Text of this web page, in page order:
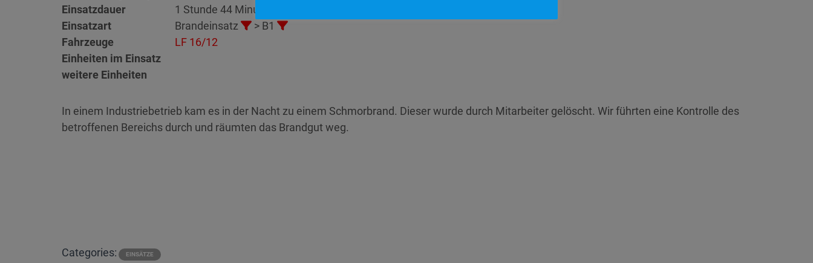
Einsatzdauer
1 Stunde 44 Minuten
Einsatzart
Brandeinsatz
> B1
Fahrzeuge
LF 16/12
Einheiten im Einsatz
weitere Einheiten
In einem Industriebetrieb kam es in der Nacht zu einem Schmorbrand. Dieser wurde durch Mitarbeiter gelöscht. Wir führten eine Kontrolle des
betroffenen Bereichs durch und räumten das Brandgut weg.
Categories: EINSÄTZE